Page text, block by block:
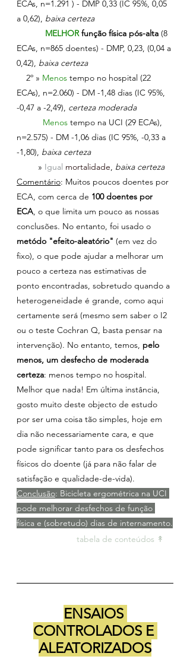
ECAs, n=1.291 ) - DMP 0,33 (IC 95%, 0,05
a 0,62), baixa certeza
MELHOR função física pós-alta (8
ECAs, n=865 doentes) - DMP, 0,23, (0,04 a
0,42), baixa certeza
    2º »
Menos tempo no hospital (22
ECAs), n=2.060) - DM -1,48 dias (IC 95%,
-0,47 a -2,49), certeza moderada
Menos tempo na UCI (29 ECAs),
n=2.575) - DM -1,06 dias (IC 95%, -0,33 a
-1,80), baixa certeza
» Igual mortalidade, baixa certeza
Comentário: Muitos poucos doentes por
ECA, com cerca de 100 doentes por
ECA, o que limita um pouco as nossas
conclusões. No entanto, foi usado o
metódo "efeito-aleatório" (em vez do
fixo), o que pode ajudar a melhorar um
pouco a certeza nas estimativas de
ponto encontradas, sobretudo quando a
heterogeneidade é grande, como aqui
certamente será (mesmo sem saber o I2
ou o teste Cochran Q, basta pensar na
intervenção). No entanto, temos, pelo
menos, um desfecho de moderada
certeza: menos tempo no hospital.
Melhor que nada! Em última instância,
gosto muito deste objecto de estudo
por ser uma coisa tão simples, hoje em
dia não necessariamente cara, e que
pode significar tanto para os desfechos
físicos do doente (já para não falar de
satisfação e qualidade-de-vida).
Conclusão: Bicicleta ergométrica na UCI
pode melhorar desfechos de função
física e (sobretudo) dias de internamento.
tabela de conteúdos ↟
ENSAIOS
CONTROLADOS E
ALEATORIZADOS